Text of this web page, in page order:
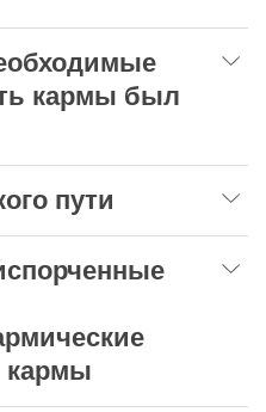
кармы был
пути
кармы